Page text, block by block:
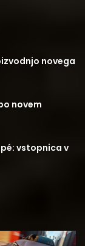
novega
novem
vstopnica v